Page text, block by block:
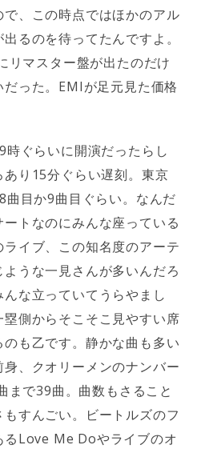
、この時点ではほかのアル
るのを待ってたんですよ。
リマスター盤が出たのだけ
った。EMIが足元見た価格
ぐらいに開演だったらし
り15分ぐらい遅刻。東京
曲目か9曲目ぐらい。なんだ
トなのにみんな座っている
イブ、この知名度のアーテ
うな一見さんが多いんだろ
な立っていてうらやまし
側からそこそこ見やすい席
も乙です。静かな曲も多い
、クオリーメンのナンバー
まで39曲。曲数もさること
すんごい。ビートルズのフ
るLove Me Doやライブのオ